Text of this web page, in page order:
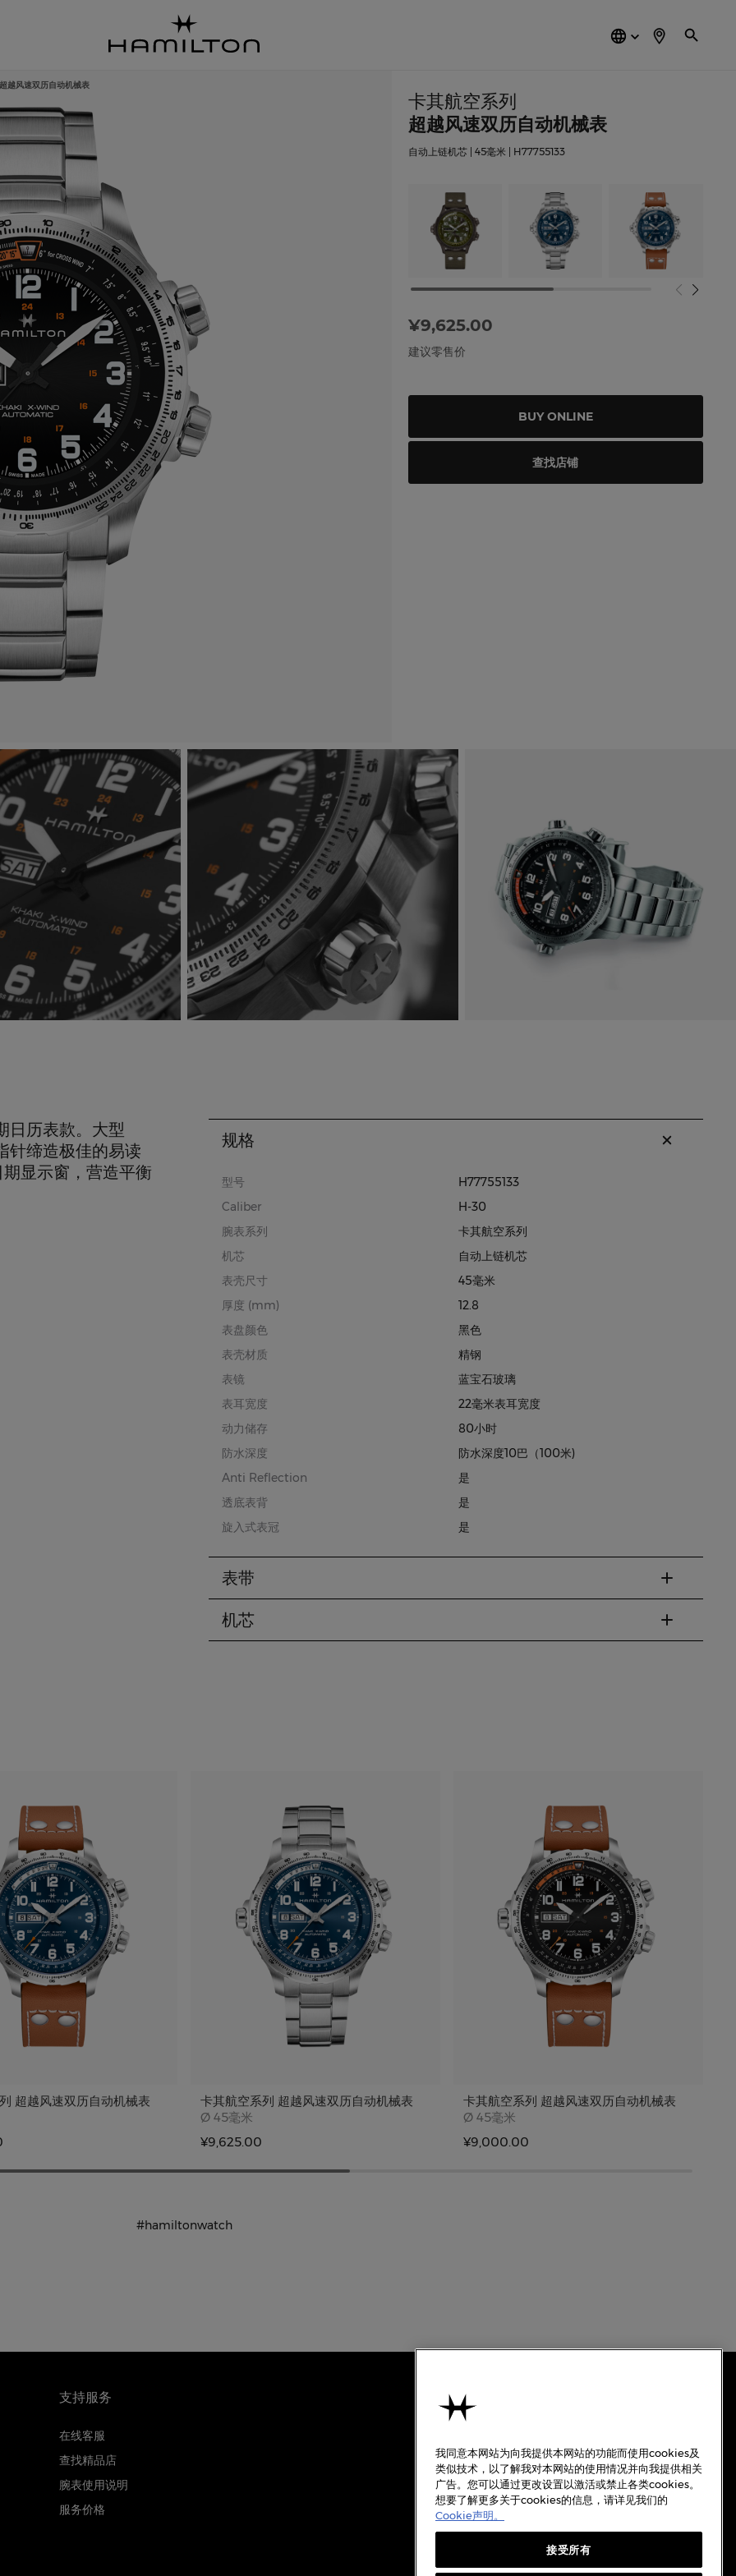
简
体
越风速双历自动机械表
卡其航空系列
超越风速双历自动机械表
自动上链机芯 | 45毫米 | H77755133
¥9,625.00
建议零售价
BUY ONLINE
查找店铺
日历表款。大型
缔造极佳的易读
显示窗，营造平衡
规格
型号
H77755133
Caliber
H-30
腕表系列
卡其航空系列
机芯
自动上链机芯
表壳尺寸
45毫米
厚度 (mm)
12.8
表盘颜色
黑色
表壳材质
精钢
表镜
蓝宝石玻璃
表耳宽度
22毫米表耳宽度
动力储存
80小时
防水深度
防水深度10巴（100米)
Anti Reflection
是
透底表背
是
旋入式表冠
是
表带
机芯
超越风速双历自动机械表
卡其航空系列 超越风速双历自动机械表
Ø Case size
45毫米
¥9,625.00
卡其航空系列 超越风速双历自动机械表
Ø Case size
45毫米
¥9,000.00
#hamiltonwatch
支持服务
在线客服
查找精品店
腕表使用说明
服务价格
使用条款
使用条款
隐私政策
Cookie政策
质保
我同意本网站为向我提供本网站的功能而使用cookies及
类似技术，以了解我对本网站的使用情况并向我提供相关
广告。您可以通过更改设置以激活或禁止各类cookies。
想要了解更多关于cookies的信息，请详见我们的
Cookie声明。
接受所有